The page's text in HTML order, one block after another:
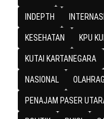
INDEPTH
KESEHATAN KPU
KUTAI KARTANEGARA
NASIONAL
PENAJAM PASER